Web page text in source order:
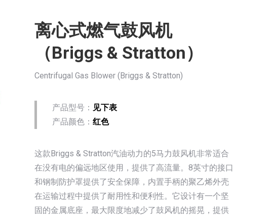
离心式燃气鼓风机
（Briggs & Stratton）
Centrifugal Gas Blower (Briggs & Stratton)
产品型号： 见下表
产品颜色： 红色
这款Briggs & Stratton汽油动力的5马力鼓风机非常适合
在没有电的偏远地区使用，提供了高流量。8英寸的接口
和钢制防护罩提供了安全保障，内置手柄的聚乙烯外壳
在运输过程中提供了耐用性和便利性。它设计有一个坚
固的金属底座，最大限度地减少了鼓风机的摇晃，提供